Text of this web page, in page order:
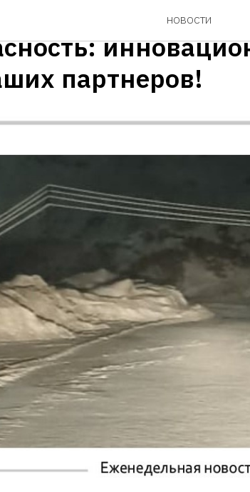
НОВОСТИ
деталь,
партнеров!